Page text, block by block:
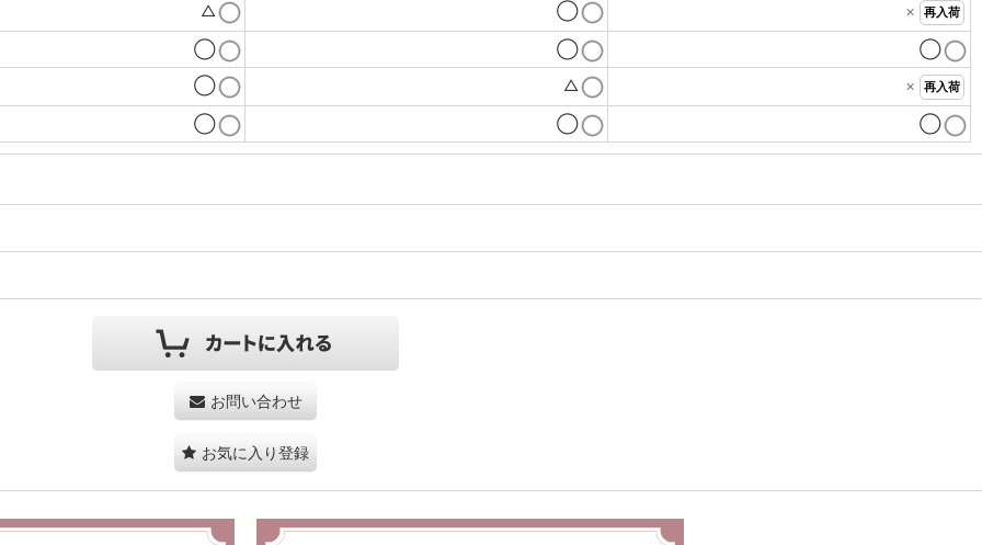
△ ◯ × 再入荷
◯ ◯
◯
◯
△ × 再入荷
◯ ◯ ◯
お問い合わせ
お気に入り登録